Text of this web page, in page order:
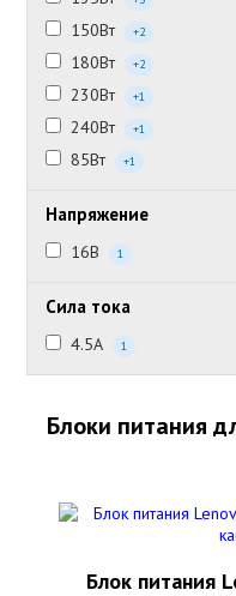
150Вт +2
180Вт +2
230Вт +1
240Вт +1
85Вт +1
Напряжение
16В 1
Сила тока
4.5А 1
Блоки питания
Блок питания